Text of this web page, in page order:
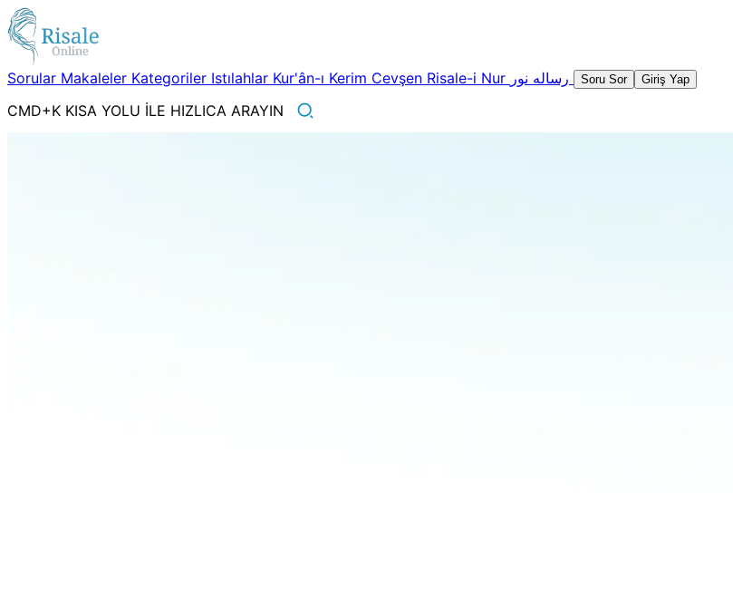
Sorular Makaleler Kategoriler Istılahlar Kur'ân-ı Kerim Cevşen Risale-i Nur Soru Sor Giriş Yap
CMD+K KISA YOLU İLE HIZLICA ARAYIN